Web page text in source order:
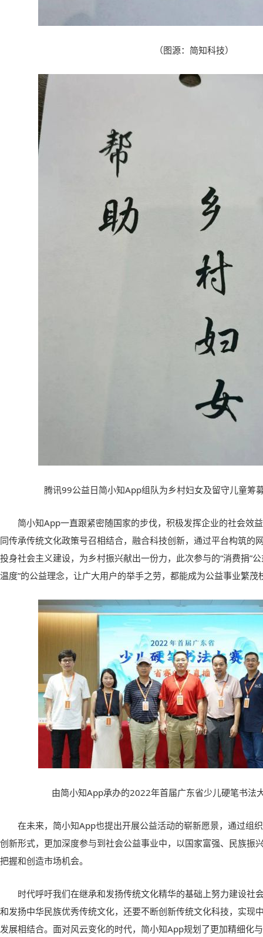
（图源： 简知科技）
腾讯99公益日简小知App组队为乡村妇女及留守儿童筹
简小知App一直跟紧密随国家的步伐，积极发挥企业的社会效
同传承传统文化政策号召相结合，融合科技创新，通过平台构筑的
投身社会主义建设，为乡村振兴献出一份力，此次参与的“消费捐”
温度”的公益理念，让广大用户的举手之劳，都能成为公益事业繁
由简小知App承办的2022年首届广东省少儿硬笔书法
在未来，简小知App也提出开展公益活动的崭新愿景，通过组
创新形式，更加深度参与到社会公益事业中，以国家富强、民族振
把握和创造市场机会。
时代呼吁我们在继承和发扬传统文化精华的基础上努力建设社
和发扬中华民族优秀传统文化，还要不断创新传统文化科技，实现
发展相结合。面对风云变化的时代，简小知App规划了更加精细化